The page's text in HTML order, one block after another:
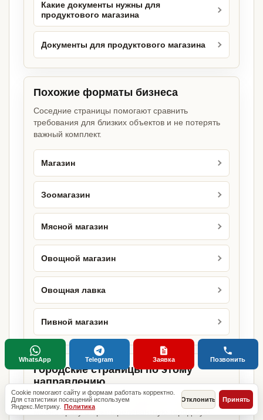
Какие документы нужны для
продуктового магазина
Документы для продуктового магазина
Похожие форматы бизнеса
Соседние страницы помогают сравнить
требования для близких объектов и не потерять
важный комплект.
Магазин
Зоомагазин
Мясной магазин
Овощной магазин
Овощная лавка
Пивной магазин
Городские страницы по этому
направлению
Если объект работает в конкретном городе,
можно сразу открыть релевантную городскую
Cookie помогают сайту и формам работать корректно.
Для статистики посещений используем
Яндекс.Метрику. Политика
Отклонить Принять
WhatsApp Telegram Заявка Позвонить